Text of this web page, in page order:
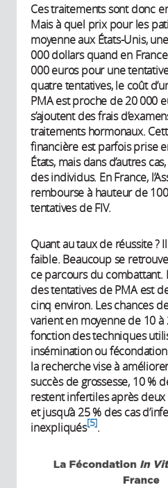
Ces traitements sont donc
Mais à quel prix pour les
moyenne aux États-Unis,
000 dollars quand en
000 euros pour une
quatre tentatives, le coût
PMA est proche de 20 000
s’ajoutent des frais
traitements hormonaux.
financière est parfois prise
États, mais dans d’autres
des individus. En France,
rembourse à hauteur de
tentatives de FIV.
Quant au taux de réussite ?
faible. Beaucoup se
ce parcours du combattant.
des tentatives de PMA est
cinq environ. Les chances
varient en moyenne de 10 à
fonction des techniques
insémination ou
la recherche vise à
succès de grossesse, 10 %
restent infertiles après
et jusqu’à 25 % des cas
inexpliqués 5 .